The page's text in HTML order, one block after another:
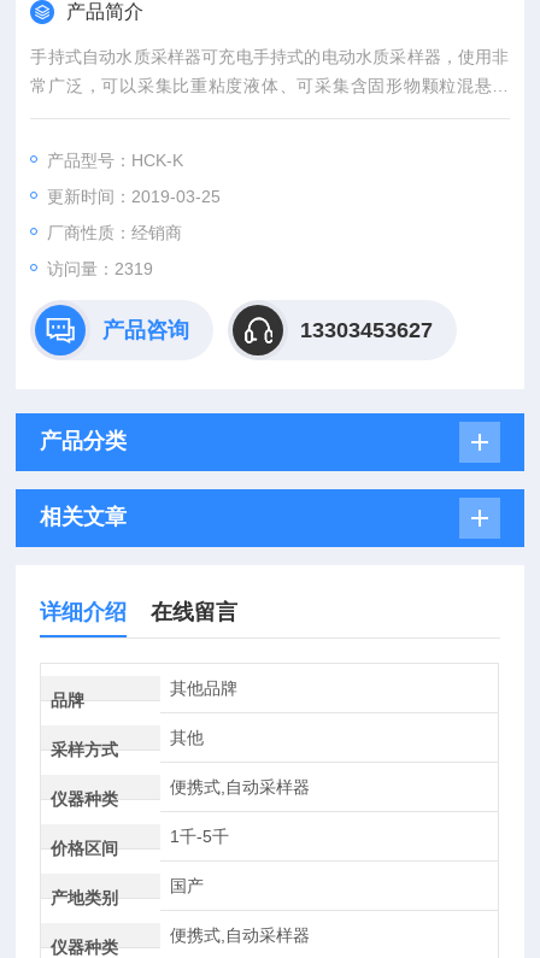
产品简介
手持式自动水质采样器可充电手持式的电动水质采样器，使用非
常广泛，可以采集比重粘度液体、可采集含固形物颗粒混悬液
体、可分层采样，吸程深可达八米。
产品型号：HCK-K
更新时间：2019-03-25
厂商性质：经销商
访问量：2319
产品咨询 13303453627
产品分类
相关文章
详细介绍 在线留言
品牌
其他品牌
采样方式
其他
仪器种类
便携式,自动采样器
价格区间
1千-5千
产地类别
国产
仪器种类
便携式,自动采样器